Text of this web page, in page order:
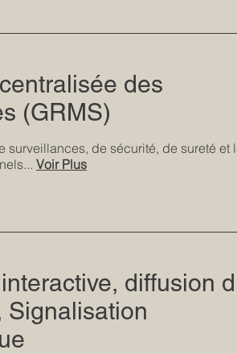
des
(GRMS)
surveillances, de sécurité, de sureté et
Voir Plus
diffusion
Signalisation